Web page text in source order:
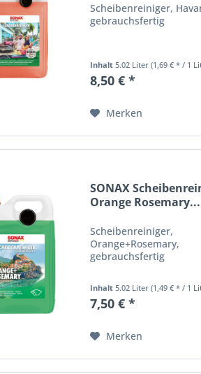
Scheibenreiniger,
gebrauchsfertig
Inhalt 5.02 Liter(1,69 € * / 1
8,50 € *
Merken
SONAX
Orange Rosemary...
Scheibenreiniger,
Orange+Rosemary,
gebrauchsfertig
Inhalt5.02 Liter(1,49 € * / 1
7,50 € *
Merken